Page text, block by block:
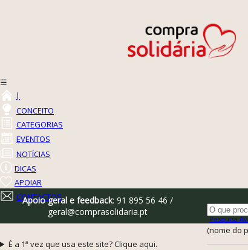
☰
|
CONCEITO
CATEGORIAS
EVENTOS
NOTÍCIAS
DICAS
APOIAR
CONTACTOS
Pesquisa
(nome do
Apoio geral e feedback: 91 895 56 46 /
geral@comprasolidaria.pt
É a 1ª vez que usa este site? Clique aqui.